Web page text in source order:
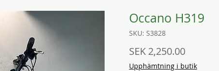
Occano H319
SKU: S3828
SEK 2,250.00Price
Upphämtning i butik